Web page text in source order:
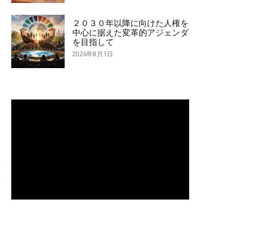
２０３０年以降に向けた人権を
中心に据えた変革的アジェンダ
を目指して
2026年8月1日